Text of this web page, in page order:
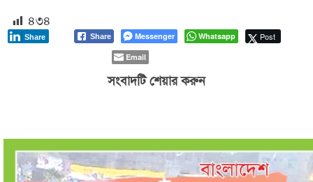
৪৩৪
Share Messenger Whatsapp Post
Share
Email
সংবাদটি শেয়ার করুন